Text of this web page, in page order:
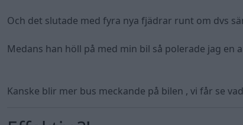
Och det slutade med fyra nya fjädrar runt om dvs
Medans han höll på med min bil så polerade jag en
Kanske blir mer bus meckande på bilen , vi får se